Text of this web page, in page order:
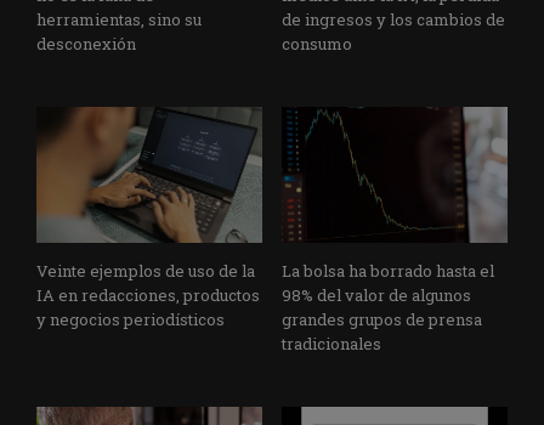
herramientas, sino su
desconexión
de ingresos y los cambios de
consumo
Veinte ejemplos de uso de la
IA en redacciones, productos
y negocios periodísticos
La bolsa ha borrado hasta el
98% del valor de algunos
grandes grupos de prensa
tradicionales